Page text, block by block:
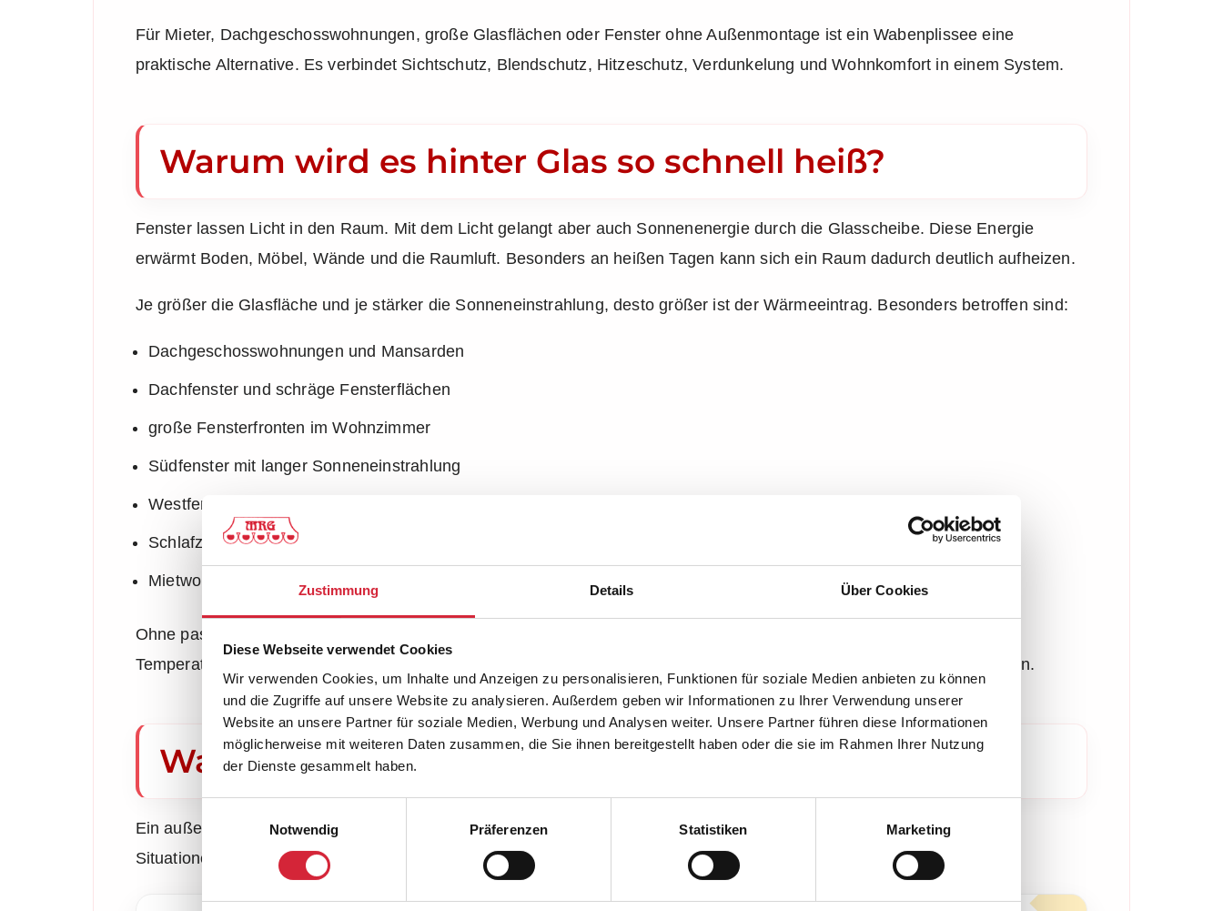
Zustimmung Details Über Cookies
Diese Webseite verwendet Cookies
Wir verwenden Cookies, um Inhalte und Anzeigen zu personalisieren, Funktionen für soziale Medien anbieten zu können
und die Zugriffe auf unsere Website zu analysieren. Außerdem geben wir Informationen zu Ihrer Verwendung unserer
Website an unsere Partner für soziale Medien, Werbung und Analysen weiter. Unsere Partner führen diese Informationen
möglicherweise mit weiteren Daten zusammen, die Sie ihnen bereitgestellt haben oder die sie im Rahmen Ihrer Nutzung
der Dienste gesammelt haben.
Notwendig
Präferenzen Statistiken Marketing
Für Mieter, Dachgeschosswohnungen, große Glasflächen oder Fenster ohne Außenmontage ist ein Wabenplissee eine
praktische Alternative. Es verbindet Sichtschutz, Blendschutz, Hitzeschutz, Verdunkelung und Wohnkomfort in einem System.
Warum wird es hinter Glas so schnell heiß?
Fenster lassen Licht in den Raum. Mit dem Licht gelangt aber auch Sonnenenergie durch die Glasscheibe. Diese Energie
erwärmt Boden, Möbel, Wände und die Raumluft. Besonders an heißen Tagen kann sich ein Raum dadurch deutlich aufheizen.
Je größer die Glasfläche und je stärker die Sonneneinstrahlung, desto größer ist der Wärmeeintrag. Besonders betroffen sind:
Dachgeschosswohnungen und Mansarden
Dachfenster und schräge Fensterflächen
große Fensterfronten im Wohnzimmer
Südfenster mit langer Sonneneinstrahlung
Westfenster mit intensiver Nachmittagssonne
Schlafzimmer, Kinderzimmer und Homeoffice-Räume
Mietwohnungen ohne Möglichkeit zur Außenmontage
Ohne passenden Sonnenschutz kann sich ein Raum im Sommer schnell unangenehm anfühlen. Schon kleine
Temperaturunterschiede sind spürbar. Deshalb lohnt es sich, den Wärmeeintrag am Fenster möglichst früh zu reduzieren.
Wann ist ein Rollladen außen nicht möglich?
Ein außenliegender Rollladen oder Raffstore ist beim sommerlichen Wärmeschutz sehr effektiv. Trotzdem gibt es viele
Situationen, in denen außen keine Montage möglich oder nicht gewünscht ist.